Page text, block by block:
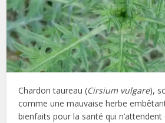
Chardon taureau (Cirsium vulgare),
comme une mauvaise herbe
bienfaits pour la santé qui n’attendent